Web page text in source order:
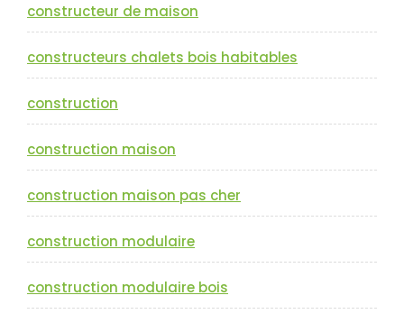
constructeur de maison
constructeurs chalets bois habitables
construction
construction maison
construction maison pas cher
construction modulaire
construction modulaire bois